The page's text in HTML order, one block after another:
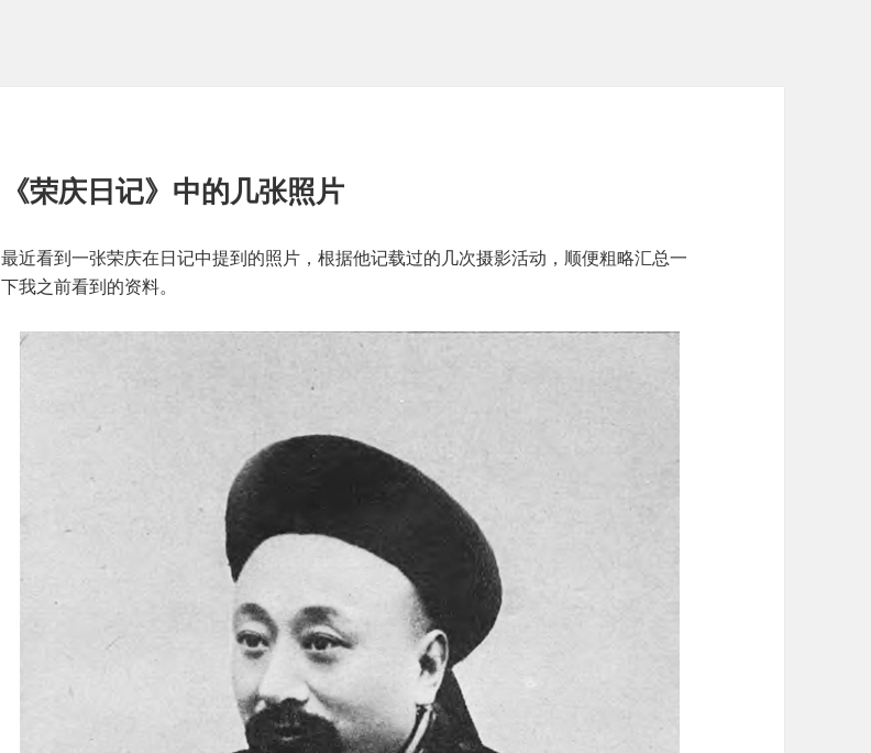
《荣庆日记》中的几张照片
最近看到一张荣庆在日记中提到的照片，根据他记载过的几次摄影活动，顺便粗略汇总一
下我之前看到的资料。